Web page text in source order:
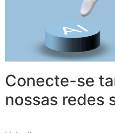
Conecte-se
nossas redes